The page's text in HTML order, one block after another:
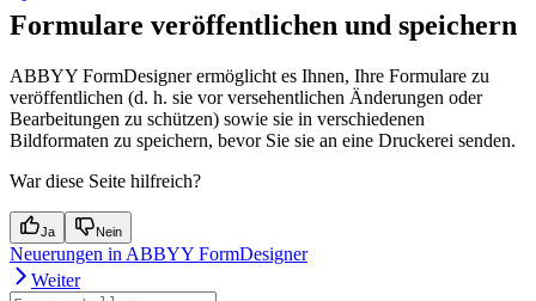
Formulare veröffentlichen und speichern
ABBYY FormDesigner ermöglicht es Ihnen, Ihre Formulare zu
veröffentlichen (d. h. sie vor versehentlichen Änderungen oder
Bearbeitungen zu schützen) sowie sie in verschiedenen
Bildformaten zu speichern, bevor Sie sie an eine Druckerei senden.
War diese Seite hilfreich?
Ja Nein
Neuerungen in ABBYY FormDesigner
Weiter